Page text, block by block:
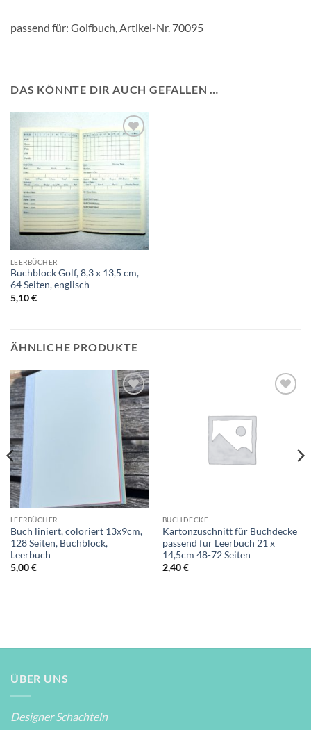
passend für: Golfbuch, Artikel-Nr. 70095
DAS KÖNNTE DIR AUCH GEFALLEN …
Auf die
Wunschliste
LEERBÜCHER
Buchblock Golf, 8,3 x 13,5 cm,
64 Seiten, englisch
5,10€
ÄHNLICHE PRODUKTE
Auf die
Wunschliste
LEERBÜCHER
Buch liniert, coloriert 13x9cm,
128 Seiten, Buchblock,
Leerbuch
5,00€
Wunschliste
BUCHDECKE
Kartonzuschnitt für Buchdecke
passend für Leerbuch 21 x
14,5cm 48-72 Seiten
2,40€
ÜBER UNS
Designer Schachteln